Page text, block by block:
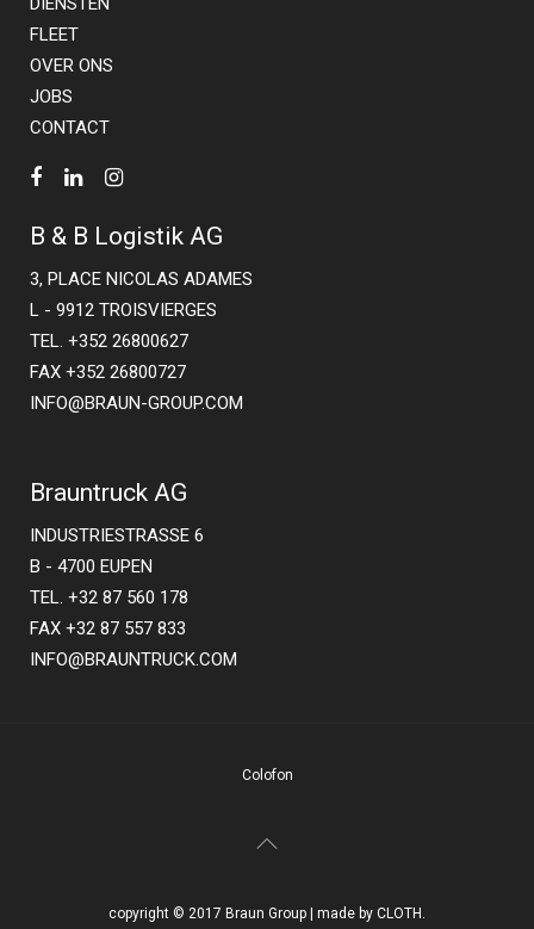
FLEET
OVER ONS
JOBS
CONTACT
B & B Logistik AG
3, PLACE NICOLAS ADAMES
L - 9912 TROISVIERGES
TEL. +352 26800627
FAX +352 26800727
INFO@BRAUN-GROUP.COM
Brauntruck AG
INDUSTRIESTRASSE 6
B - 4700 EUPEN
TEL. +32 87 560 178
FAX +32 87 557 833
INFO@BRAUNTRUCK.COM
Colofon
copyright © 2017 Braun Group | made by CLOTH.